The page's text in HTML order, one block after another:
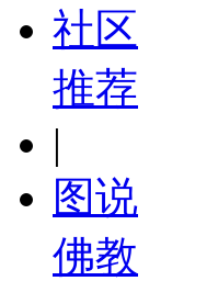
社区
推荐
|
图说
佛教